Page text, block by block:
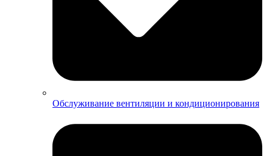
Обслуживание вентиляции и кондиционирования